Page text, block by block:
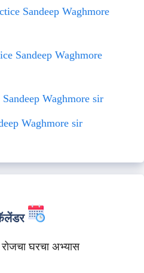
Sandeep Waghmore
Sandeep Waghmore
Waghmore sir
Waghmore sir
घरचा अभ्यास